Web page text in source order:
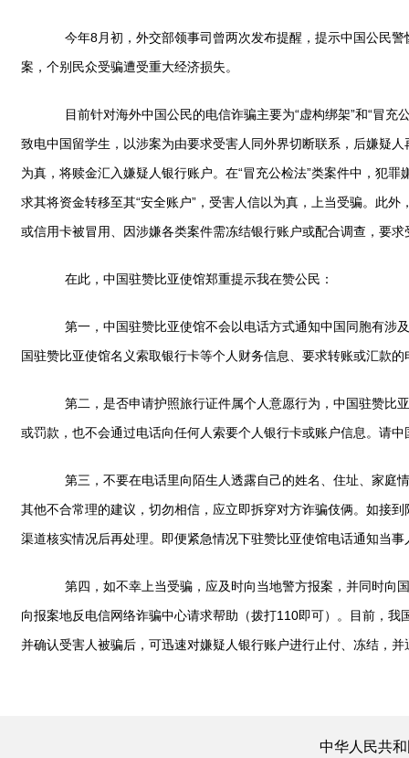
今年8月初，外交部领事司曾两次发布提醒，提示中国公民警
案，个别民众受骗遭受重大经济损失。
目前针对海外中国公民的电信诈骗主要为“虚构绑架”和“冒充
致电中国留学生，以涉案为由要求受害人同外界切断联系，后嫌疑
为真，将赎金汇入嫌疑人银行账户。在“冒充公检法”类案件中，犯
求其将资金转移至其“安全账户”，受害人信以为真，上当受骗。此
或信用卡被冒用、因涉嫌各类案件需冻结银行账户或配合调查，要
在此，中国驻赞比亚使馆郑重提示我在赞公民：
第一，中国驻赞比亚使馆不会以电话方式通知中国同胞有涉
国驻赞比亚使馆名义索取银行卡等个人财务信息、要求转账或汇款的
第二，是否申请护照旅行证件属个人意愿行为，中国驻赞比
或罚款，也不会通过电话向任何人索要个人银行卡或账户信息。请
第三，不要在电话里向陌生人透露自己的姓名、住址、家庭情
其他不合常理的建议，切勿相信，应立即拆穿对方诈骗伎俩。如接
渠道核实情况后再处理。即便紧急情况下驻赞比亚使馆电话通知当
第四，如不幸上当受骗，应及时向当地警方报案，并同时向
向报案地反电信网络诈骗中心请求帮助（拨打110即可）。目前，
并确认受害人被骗后，可迅速对嫌疑人银行账户进行止付、冻结，
中华人民共